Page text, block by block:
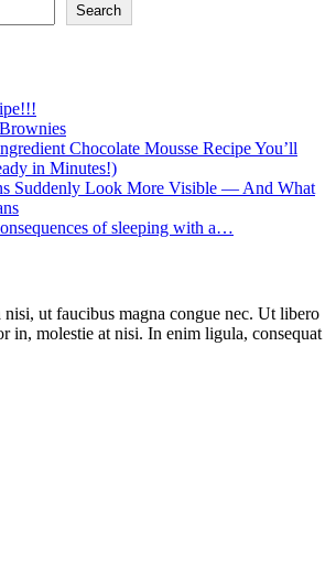
Search
Chocolate Mousse Recipe You’ll
in Minutes!)
Suddenly Look More Visible — And What
of sleeping with a…
nisi, ut faucibus magna congue nec. Ut libero
in, molestie at nisi. In enim ligula, consequat